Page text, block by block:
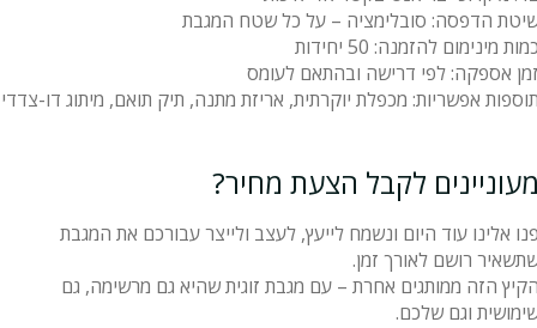
הדפסה: סובלימציה – על כל שטח המגבת
מינימום להזמנה: 50 יחידות
אספקה: לפי דרישה ובהתאם לעומס
אפשריות: מכפלת יוקרתית, אריזת מתנה, תיק תואם, מיתוג דו-צדדי
לקבל הצעת מחיר?
אלינו עוד היום ונשמח לייעץ, לעצב ולייצר עבורכם את המגבת
רושם לאורך זמן.
הזה ממותגים אחרת – עם מגבת זוגית שהיא גם מרשימה, גם
וגם שלכם.